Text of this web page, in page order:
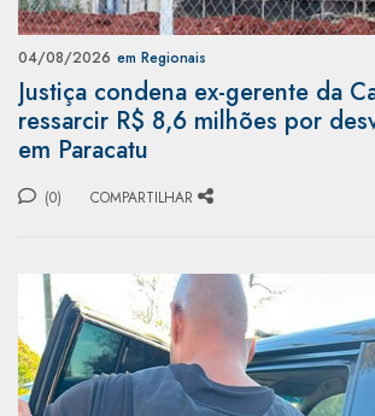
04/08/2026 em Regionais
Justiça condena ex-gerente da
ressarcir R$ 8,6 milhões por
em Paracatu
(0) COMPARTILHAR